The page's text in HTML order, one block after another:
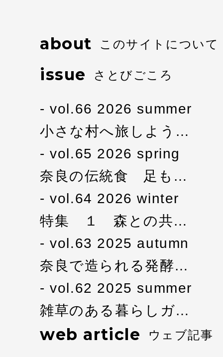
about このサイトについて
issue さとびごころ
vol.66 2026 summer
小さな村へ旅しよう…
vol.65 2026 spring
奈良の伝統食 足も…
vol.64 2026 winter
特集 １ 森との共…
vol.63 2025 autumn
奈良で造られる発酵…
vol.62 2025 summer
雑草のある暮らしガ…
web article ウェブ記事